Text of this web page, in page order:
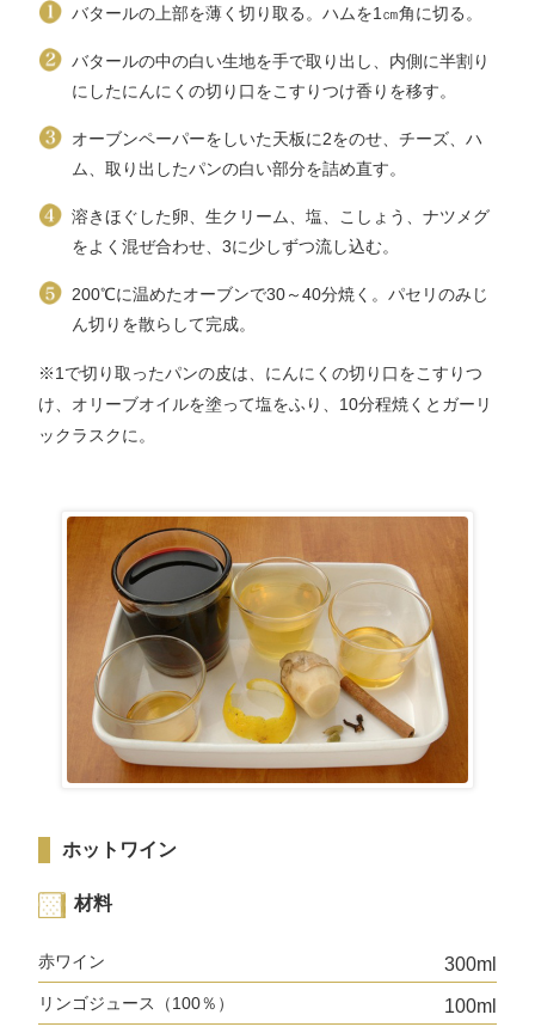
バタールの上部を薄く切り取る。ハムを1㎝角に切る。
バタールの中の白い生地を手で取り出し、内側に半割り
にしたにんにくの切り口をこすりつけ香りを移す。
オーブンペーパーをしいた天板に2をのせ、チーズ、ハ
ム、取り出したパンの白い部分を詰め直す。
溶きほぐした卵、生クリーム、塩、こしょう、ナツメグ
をよく混ぜ合わせ、3に少しずつ流し込む。
200℃に温めたオーブンで30～40分焼く。パセリのみじ
ん切りを散らして完成。
※1で切り取ったパンの皮は、にんにくの切り口をこすりつ
け、オリーブオイルを塗って塩をふり、10分程焼くとガーリ
ックラスクに。
ホットワイン
材料
赤ワイン 300ml
リンゴジュース（100％） 100ml